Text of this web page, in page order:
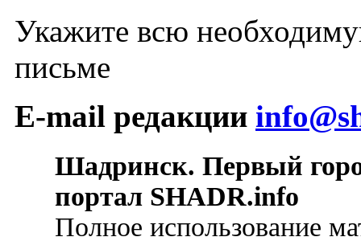
Укажите всю
письме
E-mail редакции
Шадринск. Первый
портал SHADR.info
Полное использование